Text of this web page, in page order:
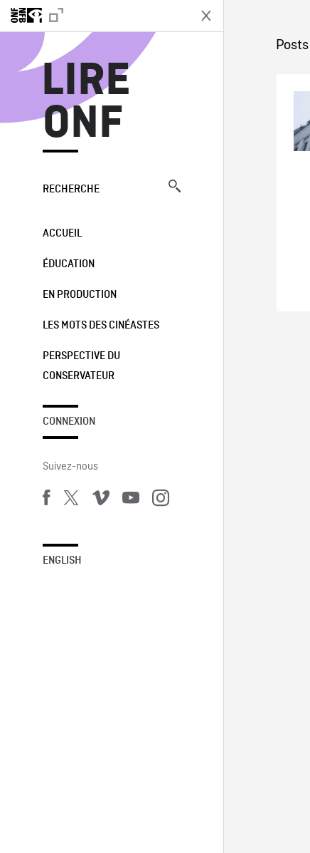
LIRE
ONF
RECHERCHE
ACCUEIL
ÉDUCATION
EN PRODUCTION
LES MOTS DES CINÉASTES
PERSPECTIVE DU
CONSERVATEUR
CONNEXION
Suivez-nous
ENGLISH